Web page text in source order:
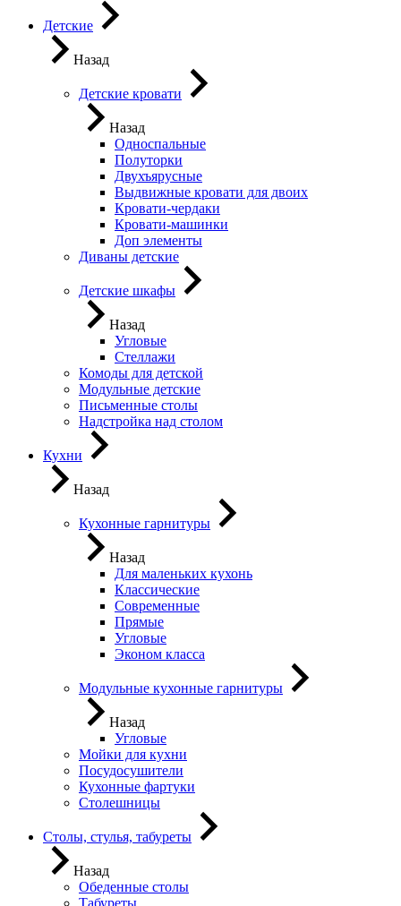
Детские
Назад
Детские кровати
Назад
Односпальные
Полуторки
Двухъярусные
Выдвижные кровати для двоих
Кровати-чердаки
Кровати-машинки
Доп элементы
Диваны детские
Детские шкафы
Назад
Угловые
Стеллажи
Комоды для детской
Модульные детские
Письменные столы
Надстройка над столом
Кухни
Назад
Кухонные гарнитуры
Назад
Для маленьких кухонь
Классические
Современные
Прямые
Угловые
Эконом класса
Модульные кухонные гарнитуры
Назад
Угловые
Мойки для кухни
Посудосушители
Кухонные фартуки
Столешницы
Столы, стулья, табуреты
Назад
Обеденные столы
Табуреты